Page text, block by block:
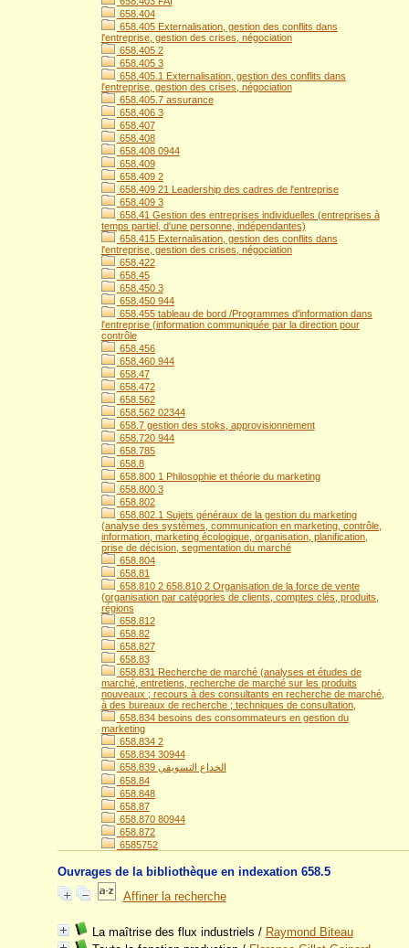
658.404
658.405 Externalisation, gestion des conflits dans
l'entreprise, gestion des crises, négociation
658.405 2
658.405 3
658.405.1 Externalisation, gestion des conflits dans
l'entreprise, gestion des crises, négociation
658.405.7 assurance
658.406 3
658.407
658.408
658.408 0944
658.409
658.409 2
658.409 21 Leadership des cadres de l'entreprise
658.409 3
658.41 Gestion des entreprises individuelles (entreprises à
temps partiel, d'une personne, indépendantes)
658.415 Externalisation, gestion des conflits dans
l'entreprise, gestion des crises, négociation
658.422
658.45
658.450 3
658.450 944
658.455 tableau de bord /Programmes d'information dans
l'entreprise (information communiquée par la direction pour
contrôle
658.456
658.460 944
658.47
658.472
658.562
658.562 02344
658.7 gestion des stoks, approvisionnement
658.720 944
658.785
658.8
658.800 1 Philosophie et théorie du marketing
658.800 3
658.802
658.802.1 Sujets généraux de la gestion du marketing
(analyse des systèmes, communication en marketing, contrôle,
information, marketing écologique, organisation, planification,
prise de décision, segmentation du marché
658.804
658.81
658.810 2 658.810 2 Organisation de la force de vente
(organisation par catégories de clients, comptes clés, produits,
régions
658.812
658.82
658.827
658.83
658.831 Recherche de marché (analyses et études de
marché, entretiens, recherche de marché sur les produits
nouveaux ; recours à des consultants en recherche de marché,
à des bureaux de recherche ; techniques de consultation,
658.834 besoins des consommateurs en gestion du
marketing
658.834 2
658.834 30944
658.839 الخداع التسويقي
658.84
658.848
658.87
658.870 80944
658.872
6585752
Ouvrages de la bibliothèque en indexation 658.5
Affiner la recherche
La maîtrise des flux industriels / Raymond Biteau